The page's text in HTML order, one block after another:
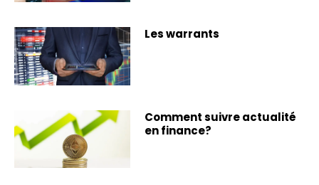
Les warrants
Comment suivre actualité
en finance?